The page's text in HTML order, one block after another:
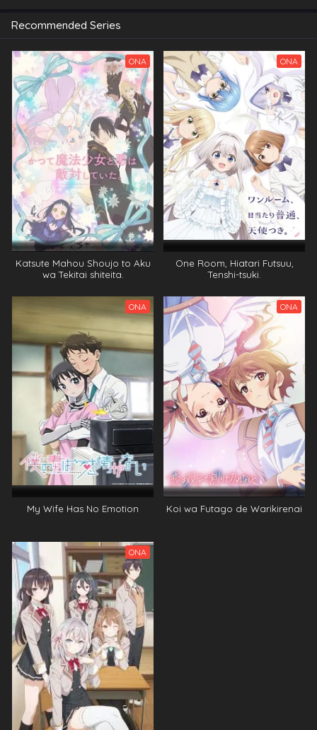
Recommended Series
ONA
Katsute Mahou Shoujo to Aku
wa Tekitai shiteita.
ONA
One Room, Hiatari Futsuu,
Tenshi-tsuki.
ONA
My Wife Has No Emotion
ONA
Koi wa Futago de Warikirenai
ONA